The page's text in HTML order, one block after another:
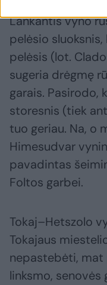
Lankantis vyno
pelėsio
pelėsis (lot.
sugeria drėgmę
garais. Pasirodo,
storesnis (tiek
tuo geriau. Na, o
Himesudvar
pavadintas
Foltos garbei.
Tokaj–Hetszolo
Tokajaus
nepastebėti, mat
linksmo,